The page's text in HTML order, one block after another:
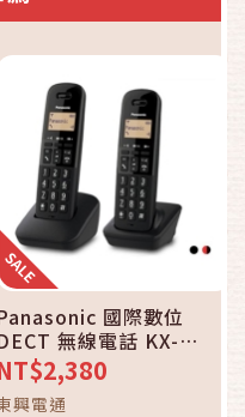
國際數位
無線電話 KX-
TW雙手機_黑色
/紅色款可選
興電通